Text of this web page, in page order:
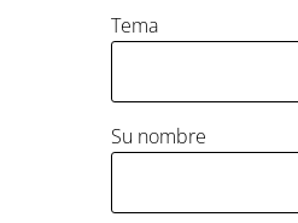
Tema
Su nombre